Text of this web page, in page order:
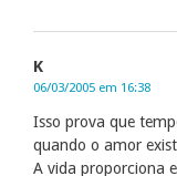
K
06/03/2005 em 16:38
Isso prova que
quando o amor
A vida proporciona